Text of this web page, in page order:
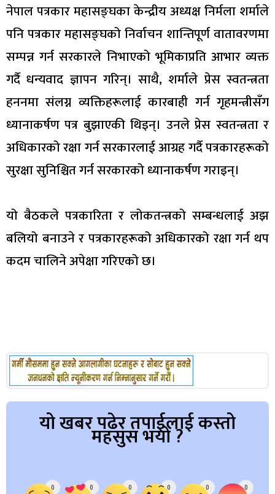
नेपाल पत्रकार महासङ्घका केन्द्रीय अध्यक्ष निर्मला शर्माले
पनि पत्रकार महासङ्घको निर्वाचन शान्तिपूर्ण वातावरणमा
सम्पन्न गर्न सरकारले निभाएको भूमिकाप्रति आभार व्यक्त
गर्दै धन्यवाद ज्ञापन गरिन्। साथै, शर्माले प्रेस स्वतन्त्रता
हननमा संलग्न व्यक्तिहरूलाई कारबाही गर्न गृहमन्त्रीसँग
ध्यानाकर्षण पत्र बुझाएकी थिइन्। उनले प्रेस स्वतन्त्रता र
अधिकारको रक्षा गर्न सरकारलाई आग्रह गर्दै पत्रकारहरूको
सुरक्षा सुनिश्चित गर्न सरकारको ध्यानाकर्षण गराइन्।
यो बैठकले पत्रकारिता र लोकतन्त्रको सम्बन्धलाई अझ
बलियो बनाउने र पत्रकारहरूको अधिकारको रक्षा गर्न थप
कदम चालिने अपेक्षा गरिएको छ।
यो खबर पढेर तपाईलाई कस्तो
महसुस भयो ?
0 0 0 0 0 0